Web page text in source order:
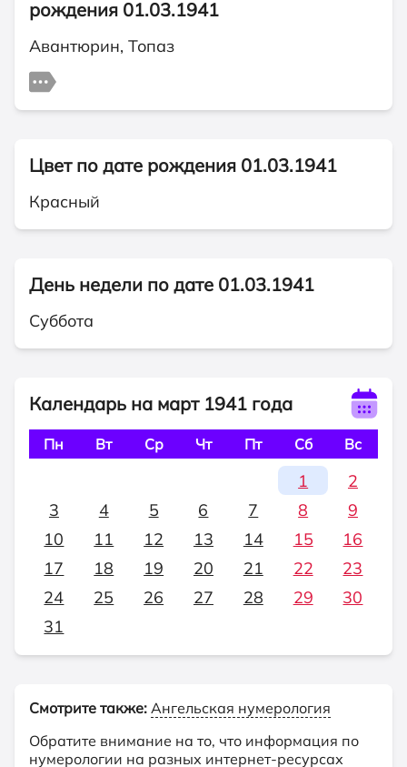
рождения 01.03.1941
Авантюрин, Топаз
Цвет по дате рождения 01.03.1941
Красный
День недели по дате 01.03.1941
Суббота
Календарь на март 1941 года
Пн Вт Ср Чт Пт Сб Вс
1
2
3
4 5 6 7 8
9
10
11 12 13 14 15
16
17
18 19 20 21 22
23
24
25 26 27 28 29
30
31
Смотрите также: Ангельская нумерология
Обратите внимание на то, что информация по
нумерологии на разных интернет-ресурсах